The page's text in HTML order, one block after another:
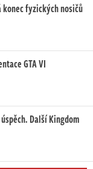
fyzických nosičů
GTA VI
Další Kingdom